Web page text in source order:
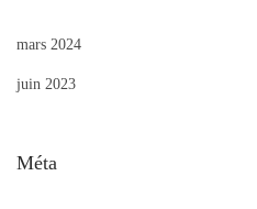
mars 2024
juin 2023
Méta